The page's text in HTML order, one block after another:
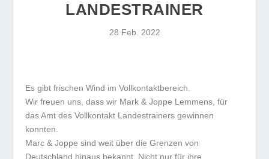
LANDESTRAINER
28 Feb. 2022
Es gibt frischen Wind im Vollkontaktbereich.
Wir freuen uns, dass wir Mark & Joppe Lemmens, für
das Amt des Vollkontakt Landestrainers gewinnen
konnten.
Marc & Joppe sind weit über die Grenzen von
Deutschland hinaus bekannt. Nicht nur für ihre